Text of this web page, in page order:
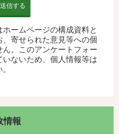
送信する
ームページの構成資料と
、寄せられた意見等への個
ん。このアンケートフォー
いないため、個人情報等は
情報